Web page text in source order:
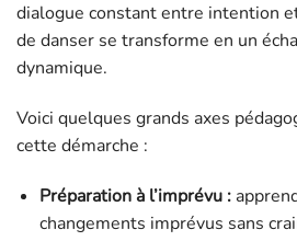
dialogue constant entre intention
de danser se transforme en un
dynamique.
Voici quelques grands axes
cette démarche :
Préparation à l’imprévu :
changements imprévus sans